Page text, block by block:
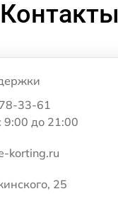
Контакты
33-61
9:00 до 21:00
korting.ru
25